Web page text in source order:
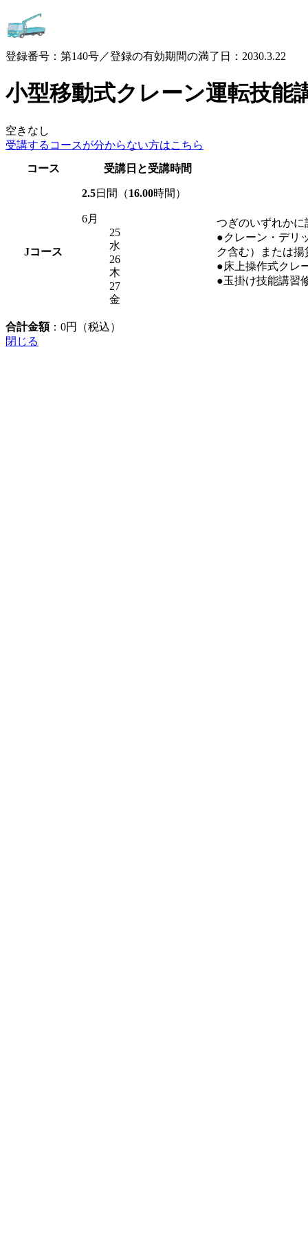
登録番号：第140号／登録の有効期間の満了日：2030.3.22
小型移動式クレーン運転技能
空きなし
受講するコースが分からない方はこちら
コース
受講日と受講時間
Jコース
2.5日間（16.00時間）
6月
25
水
26
木
27
金
つぎのいずれかに
●クレーン・デリ
ク含む）または
●床上操作式クレ
●玉掛け技能講習
合計金額： 0円（税込）
閉じる